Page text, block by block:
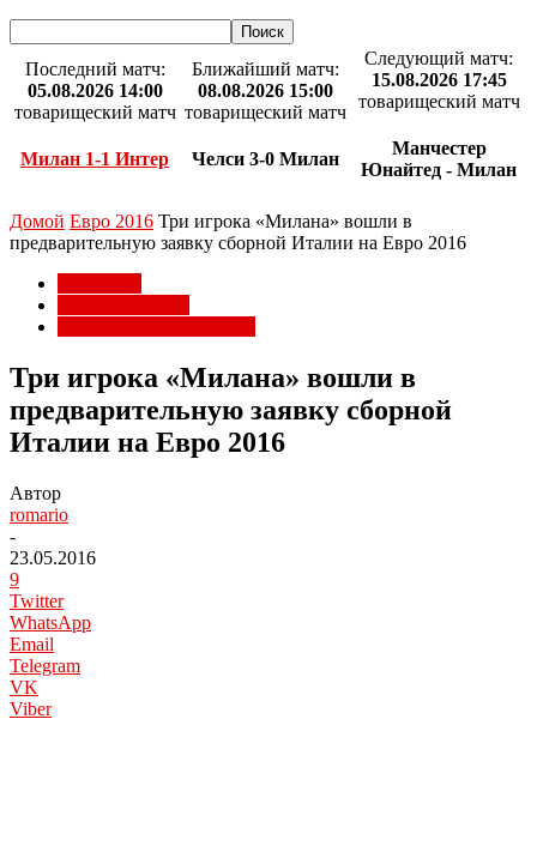
Последний матч:
05.08.2026 14:00
товарищеский матч
Милан 1-1 Интер
Ближайший матч:
08.08.2026 15:00
товарищеский матч
Челси 3-0 Милан
Следующий матч:
15.08.2026 17:45
товарищеский матч
Манчестер
Юнайтед - Милан
Домой Евро 2016 Три игрока «Милана» вошли в
предварительную заявку сборной Италии на Евро 2016
Три игрока «Милана» вошли в
предварительную заявку сборной
Италии на Евро 2016
Автор
romario
-
23.05.2016
9
Twitter
WhatsApp
Email
Telegram
VK
Viber